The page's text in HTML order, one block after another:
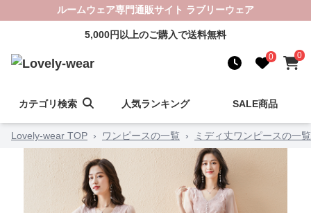
ルームウェア専門通販サイト ラブリーウェア
5,000円以上のご購入で送料無料
0 0
カテゴリ検索 人気ランキング SALE商品
Lovely-wear TOP › ワンピースの一覧 › ミディ丈ワンピースの一覧